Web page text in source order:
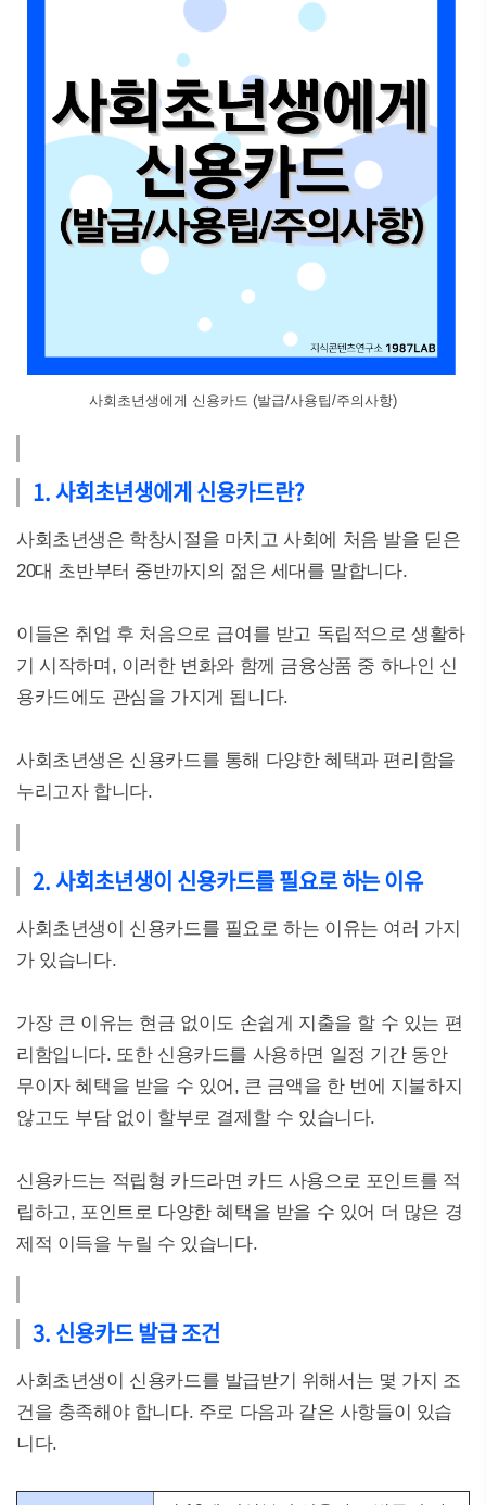
사회초년생에게 신용카드 (발급/사용팁/주의사항)
1. 사회초년생에게 신용카드란?
사회초년생은 학창시절을 마치고 사회에 처음 발을 딛은
20대 초반부터 중반까지의 젊은 세대를 말합니다.
이들은 취업 후 처음으로 급여를 받고 독립적으로 생활하
기 시작하며, 이러한 변화와 함께 금융상품 중 하나인 신
용카드에도 관심을 가지게 됩니다.
사회초년생은 신용카드를 통해 다양한 혜택과 편리함을
누리고자 합니다.
2. 사회초년생이 신용카드를 필요로 하는 이유
사회초년생이 신용카드를 필요로 하는 이유는 여러 가지
가 있습니다.
가장 큰 이유는 현금 없이도 손쉽게 지출을 할 수 있는 편
리함입니다. 또한 신용카드를 사용하면 일정 기간 동안
무이자 혜택을 받을 수 있어, 큰 금액을 한 번에 지불하지
않고도 부담 없이 할부로 결제할 수 있습니다.
신용카드는 적립형 카드라면 카드 사용으로 포인트를 적
립하고, 포인트로 다양한 혜택을 받을 수 있어 더 많은 경
제적 이득을 누릴 수 있습니다.
3. 신용카드 발급 조건
사회초년생이 신용카드를 발급받기 위해서는 몇 가지 조
건을 충족해야 합니다. 주로 다음과 같은 사항들이 있습
니다.